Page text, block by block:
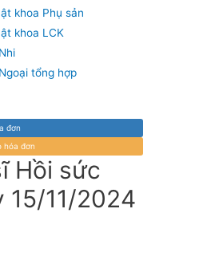
khoa Phụ sản
khoa LCK
tổng hợp
đơn
hóa đơn
Hồi sức
15/11/2024